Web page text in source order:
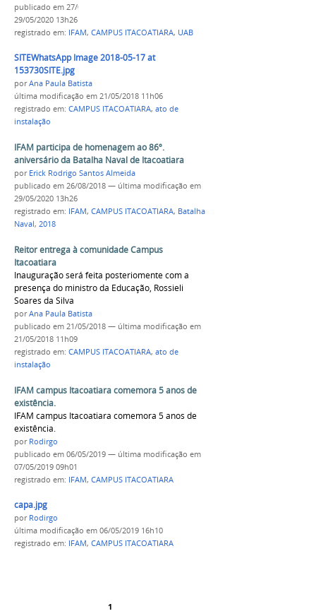
publicado em 27/03/2018
29/05/2020 13h26
registrado em: IFAM, CAMPUS ITACOATIARA, UAB
SITEWhatsApp Image 2018-05-17 at
153730SITE.jpg
porAna Paula Batista
última modificação em 21/05/2018 11h06
registrado em: CAMPUS ITACOATIARA, ato de
instalação
IFAM participa de homenagem ao 86º.
aniversário da Batalha Naval de Itacoatiara
por Erick Rodrigo Santos Almeida
publicado em 26/08/2018 — última modificação em
29/05/2020 13h26
registrado em: IFAM, CAMPUS ITACOATIARA, Batalha
Naval, 2018
Reitor entrega à comunidade Campus
Itacoatiara
Inauguração será feita posteriomente com a
presença do ministro da Educação, Rossieli
Soares da Silva
porAna Paula Batista
publicado em 21/05/2018 — última modificação em
21/05/2018 11h09
registrado em: CAMPUS ITACOATIARA, ato de
instalação
IFAM campus Itacoatiara comemora 5 anos de
existência.
IFAM campus Itacoatiara comemora 5 anos de
existência.
por Rodirgo
publicado em 06/05/2019 — última modificação em
07/05/2019 09h01
registrado em: IFAM, CAMPUS ITACOATIARA
capa.jpg
por Rodirgo
última modificação em 06/05/2019 16h10
registrado em: IFAM, CAMPUS ITACOATIARA
1